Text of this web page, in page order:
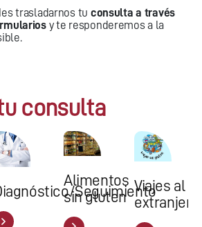
trasladarnos tu consulta a través
y te responderemos a la
consulta
Seguimiento
Alimentos
sin gluten
Viajes al
extranjero